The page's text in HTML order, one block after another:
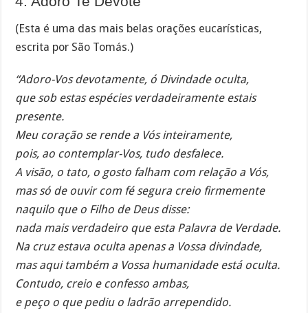
(Esta é uma das mais belas orações eucarísticas,
escrita por São Tomás.)
“Adoro-Vos devotamente, ó Divindade oculta,
que sob estas espécies verdadeiramente estais
presente.
Meu coração se rende a Vós inteiramente,
pois, ao contemplar-Vos, tudo desfalece.
A visão, o tato, o gosto falham com relação a Vós,
mas só de ouvir com fé segura creio firmemente
naquilo que o Filho de Deus disse:
nada mais verdadeiro que esta Palavra de Verdade.
Na cruz estava oculta apenas a Vossa divindade,
mas aqui também a Vossa humanidade está oculta.
Contudo, creio e confesso ambas,
e peço o que pediu o ladrão arrependido.